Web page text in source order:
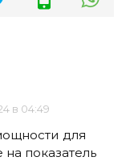
в 04:49
для
показатель